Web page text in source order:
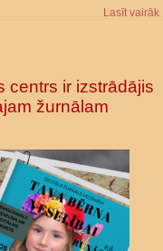
Lasīt vairāk
centrs ir izstrādājis
žurnālam